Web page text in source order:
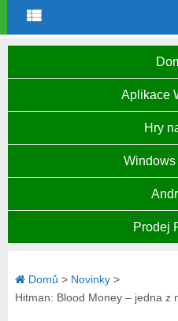
Aplikace
Hry
Prodej
Domů > Novinky>
Hitman: Blood Money – jedna z